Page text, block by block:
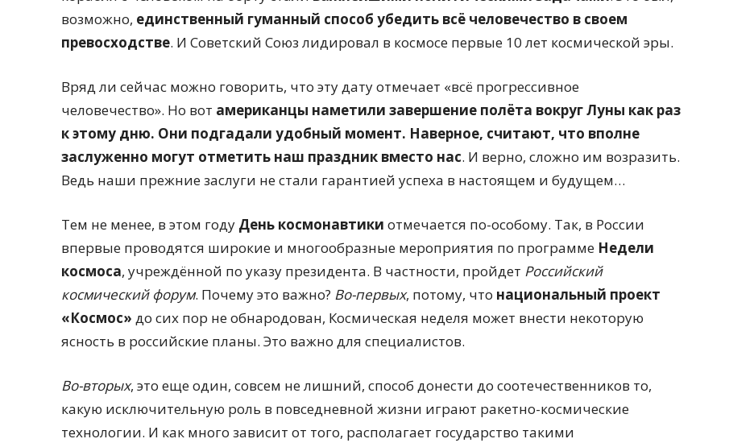
возможно, единственный гуманный способ убедить всё человечество в своем
превосходстве. И Советский Союз лидировал в космосе первые 10 лет космической эры.
Вряд ли сейчас можно говорить, что эту дату отмечает «всё прогрессивное
человечество». Но вот американцы наметили завершение полёта вокруг Луны как раз
к этому дню. Они подгадали удобный момент. Наверное, считают, что вполне
заслуженно могут отметить наш праздник вместо нас. И верно, сложно им возразить.
Ведь наши прежние заслуги не стали гарантией успеха в настоящем и будущем…
Тем не менее, в этом году День космонавтики отмечается по-особому. Так, в России
впервые проводятся широкие и многообразные мероприятия по программе Недели
космоса, учреждённой по указу президента. В частности, пройдет Российский
космический форум. Почему это важно? Во-первых, потому, что национальный проект
«Космос» до сих пор не обнародован, Космическая неделя может внести некоторую
ясность в российские планы. Это важно для специалистов.
Во-вторых, это еще один, совсем не лишний, способ донести до соотечественников то,
какую исключительную роль в повседневной жизни играют ракетно-космические
технологии. И как много зависит от того, располагает государство такими